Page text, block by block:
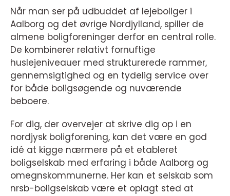
Når man ser på udbuddet af lejeboliger i
Aalborg og det øvrige Nordjylland, spiller de
almene boligforeninger derfor en central rolle.
De kombinerer relativt fornuftige
huslejeniveauer med strukturerede rammer,
gennemsigtighed og en tydelig service over
for både boligsøgende og nuværende
beboere.
For dig, der overvejer at skrive dig op i en
nordjysk boligforening, kan det være en god
idé at kigge nærmere på et etableret
boligselskab med erfaring i både Aalborg og
omegnskommunerne. Her kan et selskab som
nrsb-boligselskab være et oplagt sted at